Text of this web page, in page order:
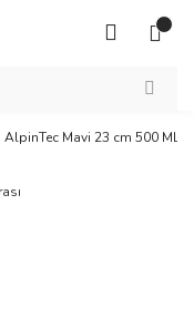
AlpinTec Mavi 23 cm 500 ML